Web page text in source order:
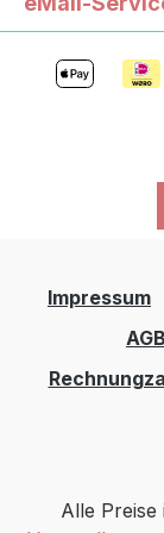
Impressum
AGB
Alle